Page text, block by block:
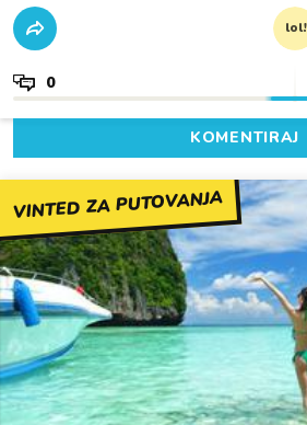
lol!
0
KOMENTIRAJ
VINTED ZA PUTOVANJA